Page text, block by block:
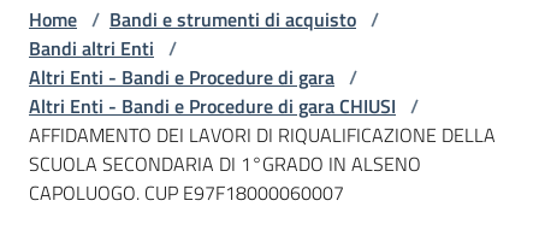
telematici
L'Agenzia
Home / Bandi e strumenti di acquisto /
Bandi altri Enti /
Altri Enti - Bandi e Procedure di gara /
Altri Enti - Bandi e Procedure di gara CHIUSI /
AFFIDAMENTO DEI LAVORI DI RIQUALIFICAZIONE DELLA
SCUOLA SECONDARIA DI 1°GRADO IN ALSENO
CAPOLUOGO. CUP E97F18000060007